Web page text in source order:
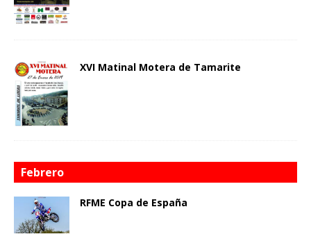
XVI Matinal Motera de Tamarite
Febrero
RFME Copa de España